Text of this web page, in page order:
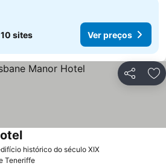
10 sites Ver preços
Partilhar
histórico do século XIX
Teneriffe